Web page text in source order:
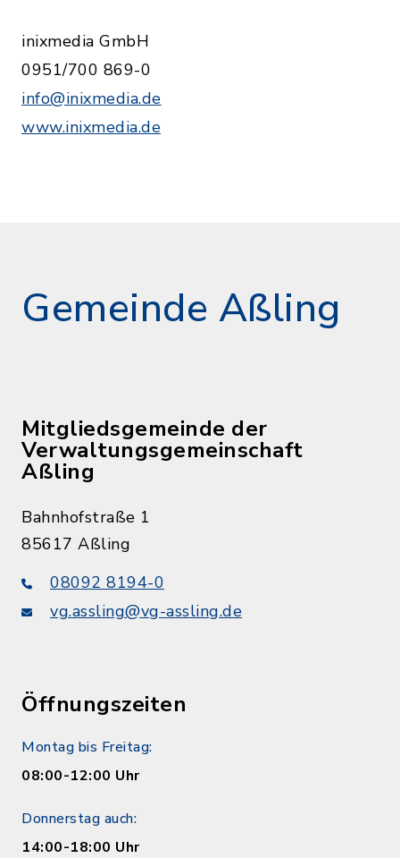
inixmedia GmbH
0951/700 869-0
info@inixmedia.de
www.inixmedia.de
Gemeinde Aßling
Mitgliedsgemeinde der
Verwaltungsgemeinschaft
Aßling
Bahnhofstraße 1
85617 Aßling
08092 8194-0
vg.assling@vg-assling.de
Öffnungszeiten
Montag bis Freitag:
08:00-12:00 Uhr
Donnerstag auch:
14:00-18:00 Uhr